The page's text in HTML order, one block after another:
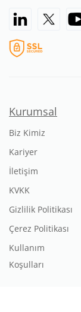
Kurumsal
Biz Kimiz
Kariyer
İletişim
KVKK
Gizlilik Politikası
Çerez Politikası
Kullanım
Koşulları